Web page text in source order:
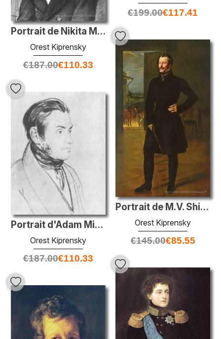
€199.00€117.41
Portrait de Nikita Mikhailovich Muraviev
Orest Kiprensky
€187.00€110.33
Portrait de M.V. Shishmarev
Orest Kiprensky
€145.00€85.55
Portrait d'Adam Mickiewicz
Orest Kiprensky
€187.00€110.33